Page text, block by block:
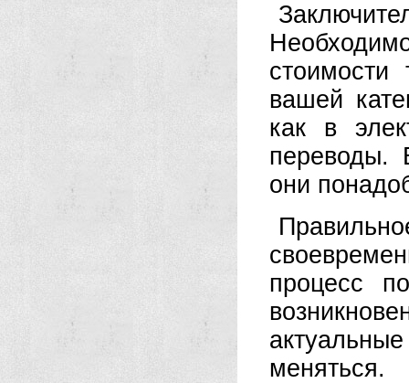
вашей
как в
переводы.
они
процесс
меняться.